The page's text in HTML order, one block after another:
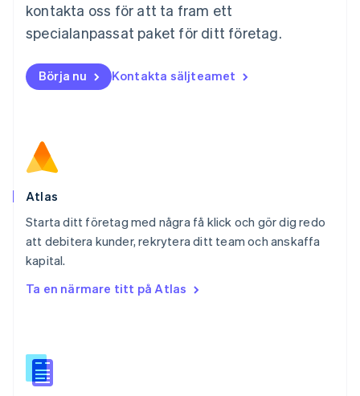
kontakta oss för att ta fram ett
specialanpassat paket för ditt företag.
Börja nu Kontakta säljteamet
Atlas
Starta ditt företag med några få klick och gör dig redo
att debitera kunder, rekrytera ditt team och anskaffa
kapital.
Ta en närmare titt på Atlas
Nederländerna
NederlandsEnglish
English
Nya Zeeland
Português
Rumänien
English
DeutschFrançaisItalianoEnglish
Singapore
English
English
Español
Storbritannien